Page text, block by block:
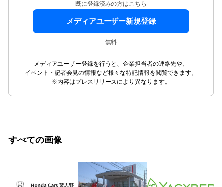
既に登録済みの方はこちら
メディアユーザー新規登録
無料
メディアユーザー登録を行うと、企業担当者の連絡先や、
イベント・記者会見の情報など様々な特記情報を閲覧できます。
※内容はプレスリリースにより異なります。
すべての画像